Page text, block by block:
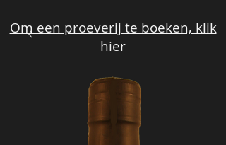
Om een proeverij te boeken, klik
hier